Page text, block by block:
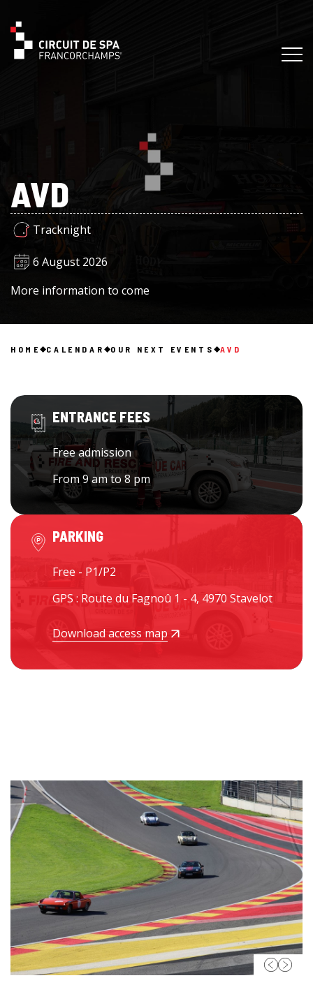
AVD
Tracknight
6 August 2026
More information to come
HOME CALENDAR OUR NEXT EVENTS AVD
ENTRANCE FEES
Free admission
From 9 am to 8 pm
PARKING
Free - P1/P2
GPS : Route du Fagnoû 1 - 4, 4970 Stavelot
Download access map